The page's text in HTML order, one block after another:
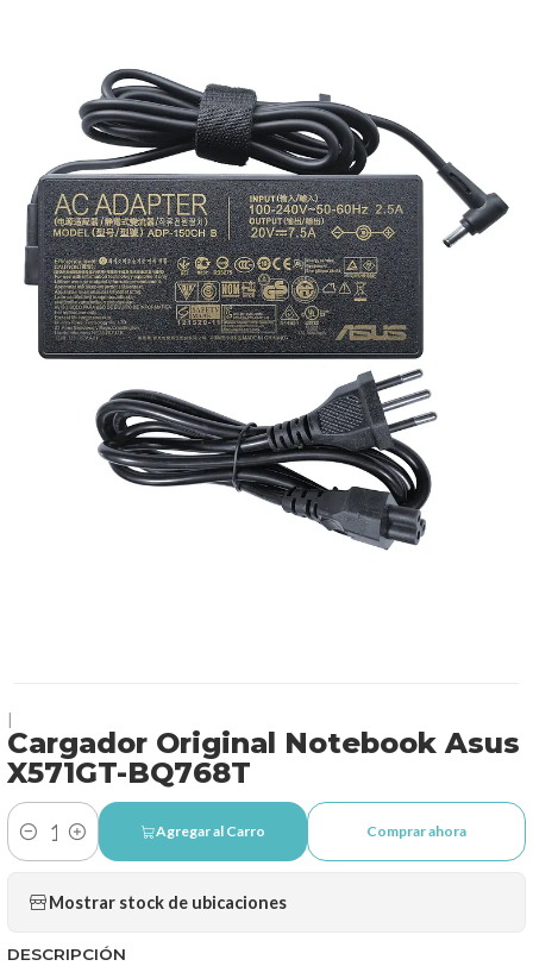
Cargador Original Notebook Asus
X571GT-BQ768T
Cantidad
Agregar al Carro Comprar ahora
Mostrar stock de ubicaciones
DESCRIPCIÓN